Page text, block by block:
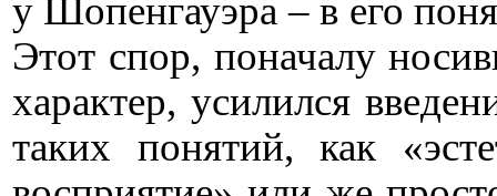
у Шопенгауэра – в его
Этот спор, поначалу
характер, усилился
таких понятий, как